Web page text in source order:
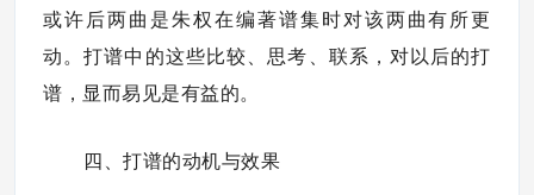
或许后两曲是朱权在编著谱集时对该两曲有所更
动。打谱中的这些比较、思考、联系，对以后的打
谱，显而易见是有益的。
四、打谱的动机与效果